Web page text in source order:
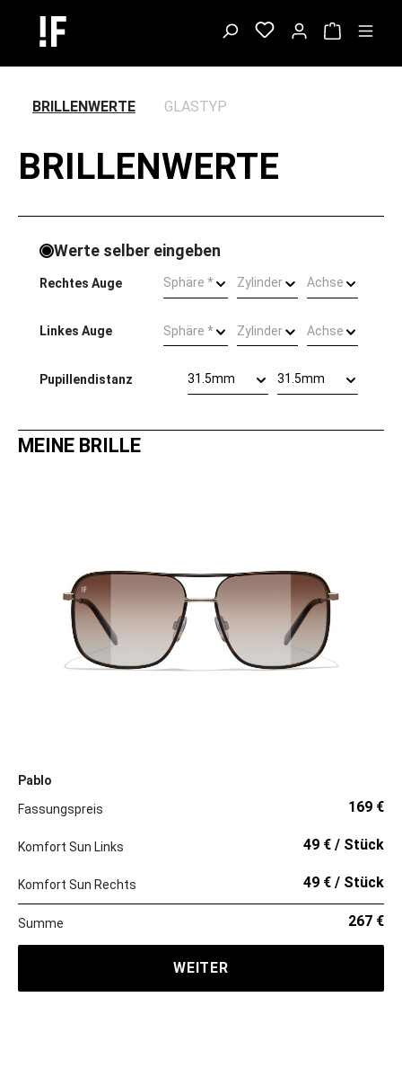
BRILLENWERTE GLASTYP
BRILLENWERTE
Werte selber eingeben
Rechtes Auge Sphäre * Zylinder Achse
Linkes Auge Sphäre * Zylinder Achse
Pupillendistanz 31.5mm 31.5mm
MEINE BRILLE
Pablo
Fassungspreis
169 €
Komfort Sun Links 49 € / Stück
Komfort Sun Rechts 49 € / Stück
Summe 267 €
WEITER